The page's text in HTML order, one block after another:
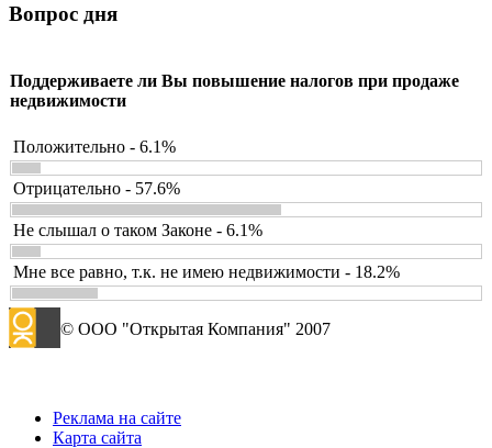
Вопрос дня
Поддерживаете ли Вы повышение налогов при продаже
недвижимости
Положительно - 6.1%
Отрицательно - 57.6%
Не слышал о таком Законе - 6.1%
Мне все равно, т.к. не имею недвижимости - 18.2%
© ООО "Открытая Компания" 2007
Реклама на сайте
Карта сайта